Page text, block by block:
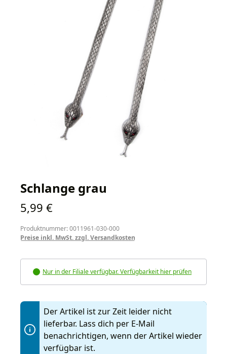
Schlange grau
Regulärer Preis:
5,99 €
Produktnummer: 0011961-030-000
Preise inkl. MwSt. zzgl. Versandkosten
Nur in der Filiale verfügbar. Verfügbarkeit hier prüfen
Der Artikel ist zur Zeit leider nicht
lieferbar. Lass dich per E-Mail
benachrichtigen, wenn der Artikel wieder
verfügbar ist.